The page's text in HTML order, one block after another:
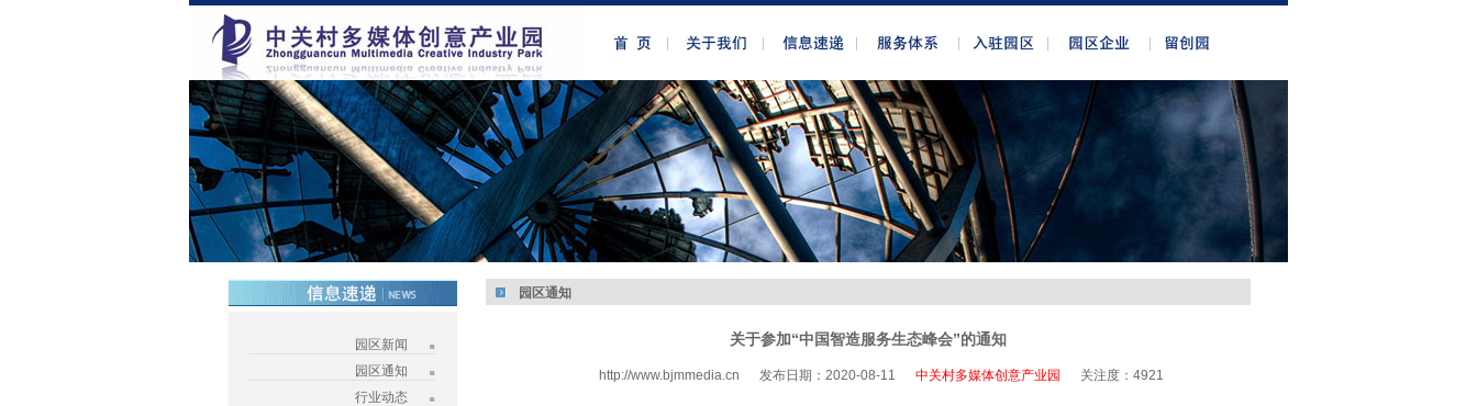
园区新闻
园区通知
行业动态
园区通知
关于参加“中国智造服务生态峰会”的通知
http://www.bjmmedia.cn 发布日期：2020-08-11 中关村多媒体创意产业园 关注度： 4921